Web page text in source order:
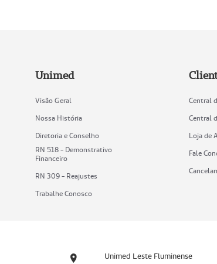
Unimed
Visão Geral
Nossa História
Diretoria e Conselho
RN 518 - Demonstrativo
Financeiro
RN 309 - Reajustes
Trabalhe Conosco
Central
Central
Loja de
Fale
Unimed Leste Fluminense